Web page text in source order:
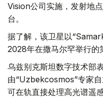
Vision公司实施，发射地
台。
据了解，该卫星以
2028年在撒马尔罕举行的
乌兹别克斯坦数字技术部
由“Uzbekcosmos”专家
可在轨直接处理高光谱遥